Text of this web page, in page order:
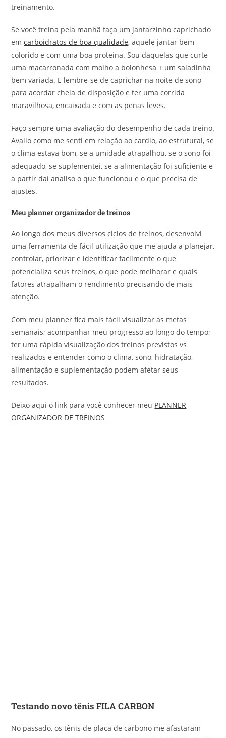
treinamento.
Se você treina pela manhã faça um jantarzinho caprichado
emcarboidratos de boa qualidade, aquele jantar bem
colorido e com uma boa proteína. Sou daquelas que curte
uma macarronada com molho a bolonhesa + um saladinha
bem variada. E lembre-se de caprichar na noite de sono
para acordar cheia de disposição e ter uma corrida
maravilhosa, encaixada e com as penas leves.
Faço sempre uma avaliação do desempenho de cada treino.
Avalio como me senti em relação ao cardio, ao estrutural, se
o clima estava bom, se a umidade atrapalhou, se o sono foi
adequado, se suplementei, se a alimentação foi suficiente e
a partir daí analiso o que funcionou e o que precisa de
ajustes.
Meu planner organizador de treinos
Ao longo dos meus diversos ciclos de treinos, desenvolvi
uma ferramenta de fácil utilização que me ajuda a planejar,
controlar, priorizar e identificar facilmente o que
potencializa seus treinos, o que pode melhorar e quais
fatores atrapalham o rendimento precisando de mais
atenção.
Com meu planner fica mais fácil visualizar as metas
semanais; acompanhar meu progresso ao longo do tempo;
ter uma rápida visualização dos treinos previstos vs
realizados e entender como o clima, sono, hidratação,
alimentação e suplementação podem afetar seus
resultados.
Deixo aqui o link para você conhecer meu PLANNER
ORGANIZADOR DE TREINOS
Testando novo tênis FILA CARBON
No passado, os tênis de placa de carbono me afastaram